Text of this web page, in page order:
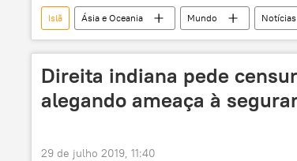
Islã Ásia e Oceania Mundo Notícias
festival
indianos muçulmanos
Direita indiana pede
alegando ameaça à
29 de julho 2019, 11:40